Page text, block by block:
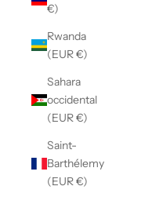
€)
Rwanda
(EUR €)
Sahara
occidental
(EUR €)
Saint-
Barthélemy
(EUR €)